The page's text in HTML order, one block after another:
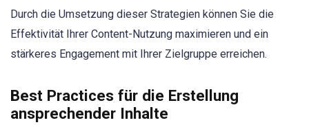
Durch die Umsetzung dieser Strategien können Sie die
Effektivität Ihrer Content-Nutzung maximieren und ein
stärkeres Engagement mit Ihrer Zielgruppe erreichen.
Best Practices für die Erstellung
ansprechender Inhalte